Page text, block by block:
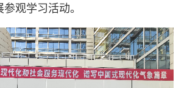
观学习活动。